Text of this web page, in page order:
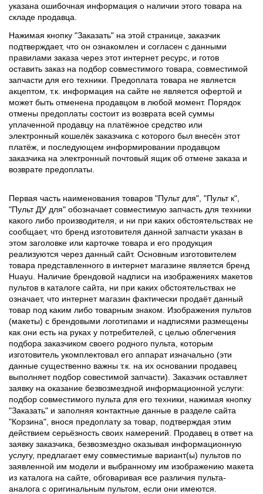
указана ошибочная информация о наличии этого товара на
складе продавца.
Нажимая кнопку "Заказать" на этой странице, заказчик
подтверждает, что он ознакомлен и согласен с данными
правилами заказа через этот интернет ресурс, и готов
оставить заказ на подбор совместимого товара, совместимой
запчасти для его техники. Предоплата товара не является
акцептом, т.к. информация на сайте не является офертой и
может быть отменена продавцом в любой момент. Порядок
отмены предоплаты состоит из возврата всей суммы
уплаченной продавцу на платёжное средство или
электронный кошелёк заказчика с которого был внесён этот
платёж, и последующем информировании продавцом
заказчика на электронный почтовый ящик об отмене заказа и
возврате предоплаты.
Первая часть наименования товаров "Пульт для", "Пульт к",
"Пульт ДУ для" обозначает совместимую запчасть для техники
какого либо производителя, и ни при каких обстоятельствах не
сообщает, что бренд изготовителя данной запчасти указан в
этом заголовке или карточке товара и его продукция
реализуются через данный сайт. Основным изготовителем
товара представленного в интернет магазине является бренд
Huayu. Наличие брендовой надписи на изображениях макетов
пультов в каталоге сайта, ни при каких обстоятельствах не
означает, что интернет магазин фактически продаёт данный
товар под каким либо товарным знаком. Изображения пультов
(макеты) с брендовыми логотипами и надписями размещены
как они есть на руках у потребителей, с целью облегчения
подбора заказчиком своего родного пульта, которым
изготовитель укомплектовал его аппарат изначально (эти
данные существенно важны т.к. на их основании продавец
выполняет подбор совестимой запчасти). Заказчик оставляет
заявку на оказание безвозмездной информационной услуги:
подбор совместимого пульта для его техники, нажимая кнопку
"Заказать" и заполняя контактные данные в разделе сайта
"Корзина", внося предоплату за товар, подтверждая этим
действием серьёзность своих намерений. Продавец в ответ на
заявку заказчика, безвозмездно оказывая информационную
услугу, предлагает ему совместимые вариант(ы) пультов по
заявленной им модели и выбранному им изображению макета
из каталога на сайте, обговаривая все различия пульта-
аналога с оригинальным пультом, если они имеются.